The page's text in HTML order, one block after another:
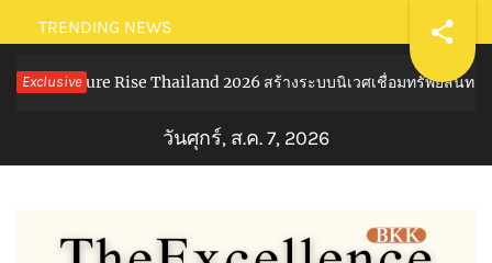
Skip
to
content
TRENDING NEWS
Exclusive
Rise Thailand 2026 สร้างระบบนิเวศเชื่อมทรัพย์สินทางปัญญาผ่า
วันศุกร์, ส.ค. 7, 2026